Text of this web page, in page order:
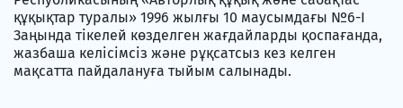
құқықтар туралы» 1996 жылғы 10 маусымдағы №6-I
Заңында тікелей көзделген жағдайларды қоспағанда,
жазбаша келісімсіз және рұқсатсыз кез келген
мақсатта пайдалануға тыйым салынады.